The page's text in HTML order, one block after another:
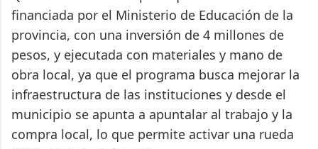
financiada por el Ministerio de Educación de la
provincia, con una inversión de 4 millones de
pesos, y ejecutada con materiales y mano de
obra local, ya que el programa busca mejorar la
infraestructura de las instituciones y desde el
municipio se apunta a apuntalar al trabajo y la
compra local, lo que permite activar una rueda